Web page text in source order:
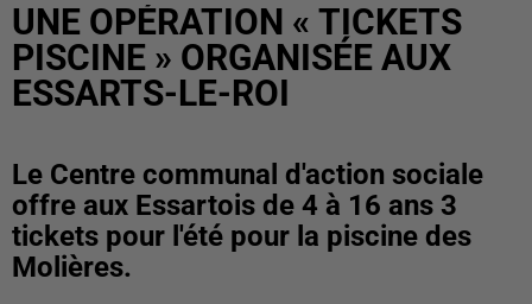
UNE OPÉRATION « TICKETS
PISCINE » ORGANISÉE AUX
ESSARTS-LE-ROI
Le Centre communal d'action sociale
offre aux Essartois de 4 à 16 ans 3
tickets pour l'été pour la piscine des
Molières.